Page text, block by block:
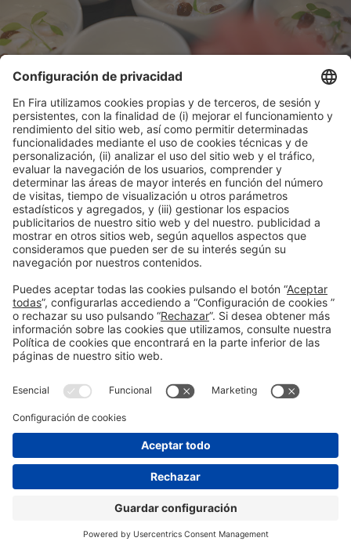
2026con la mejor
compañía
Patrocinadores Silver